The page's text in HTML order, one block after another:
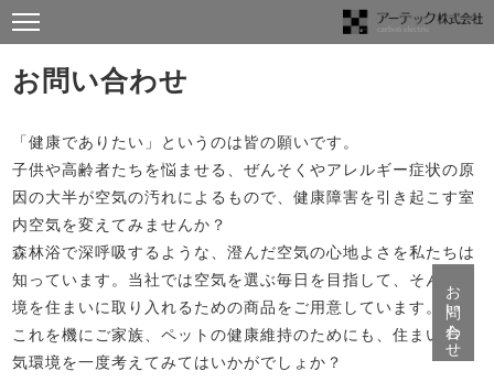
お問い合わせ
お問い合わせ
「健康でありたい」というのは皆の願いです。
子供や高齢者たちを悩ませる、ぜんそくやアレルギー症状の原
因の大半が空気の汚れによるもので、健康障害を引き起こす室
内空気を変えてみませんか？
森林浴で深呼吸するような、澄んだ空気の心地よさを私たちは
知っています。当社では空気を選ぶ毎日を目指して、そんな環
境を住まいに取り入れるための商品をご用意しています。
これを機にご家族、ペットの健康維持のためにも、住まいの空
気環境を一度考えてみてはいかがでしょか？